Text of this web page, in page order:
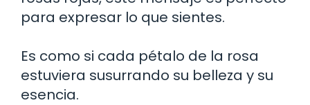
para expresar lo que sientes.
Es como si cada pétalo de la rosa
estuviera susurrando su belleza y su
esencia.